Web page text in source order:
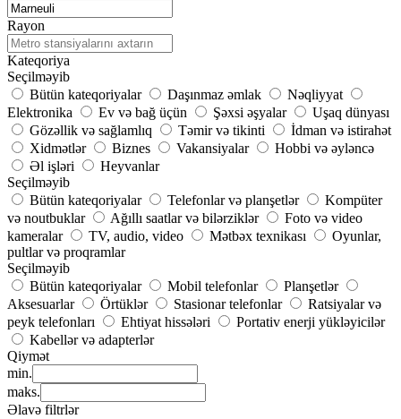
Rayon
Kateqoriya
Seçilməyib
Bütün kateqoriyalar
Daşınmaz əmlak
Nəqliyyat
Elektronika
Ev və bağ üçün Şəxsi əşyalar
Uşaq dünyası
Gözəllik və sağlamlıq
Təmir və tikinti
İdman və istirahət
Xidmətlər
Biznes Vakansiyalar
Hobbi və əyləncə
Əl işləri
Heyvanlar
Seçilməyib
Bütün kateqoriyalar
Telefonlar və planşetlər
Kompüter
və noutbuklar
Ağıllı saatlar və bilərziklər
Foto və video
kameralar
TV, audio, video Mətbəx texnikası
Oyunlar,
pultlar və proqramlar
Seçilməyib
Bütün kateqoriyalar
Mobil telefonlar
Planşetlər
Aksesuarlar
Örtüklər Stasionar telefonlar
Ratsiyalar və
peyk telefonları
Ehtiyat hissələri
Portativ enerji yükləyicilər
Kabellər və adapterlər
Qiymət
min.
maks.
Əlavə filtrlər